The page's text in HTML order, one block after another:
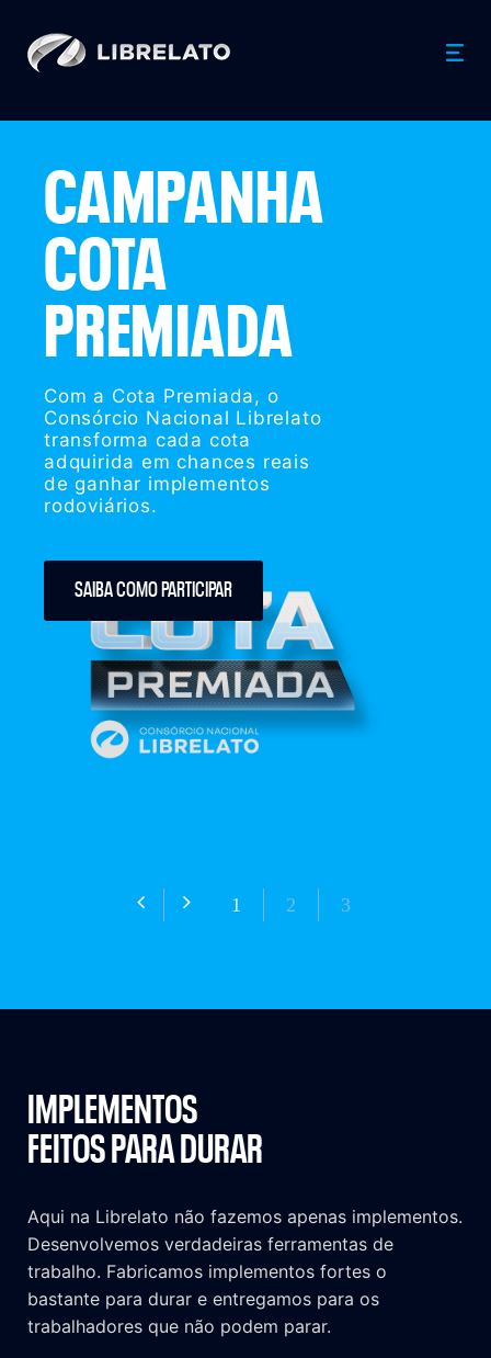
CAMPANHA
COTA
PREMIADA
Com a Cota Premiada, o
Consórcio Nacional Librelato
transforma cada cota
adquirida em chances reais
de ganhar implementos
rodoviários.
SAIBA COMO PARTICIPAR
IMPLEMENTOS
FEITOS PARA DURAR
Aqui na Librelato não fazemos apenas implementos.
Desenvolvemos verdadeiras ferramentas de
trabalho. Fabricamos implementos fortes o
bastante para durar e entregamos para os
trabalhadores que não podem parar.